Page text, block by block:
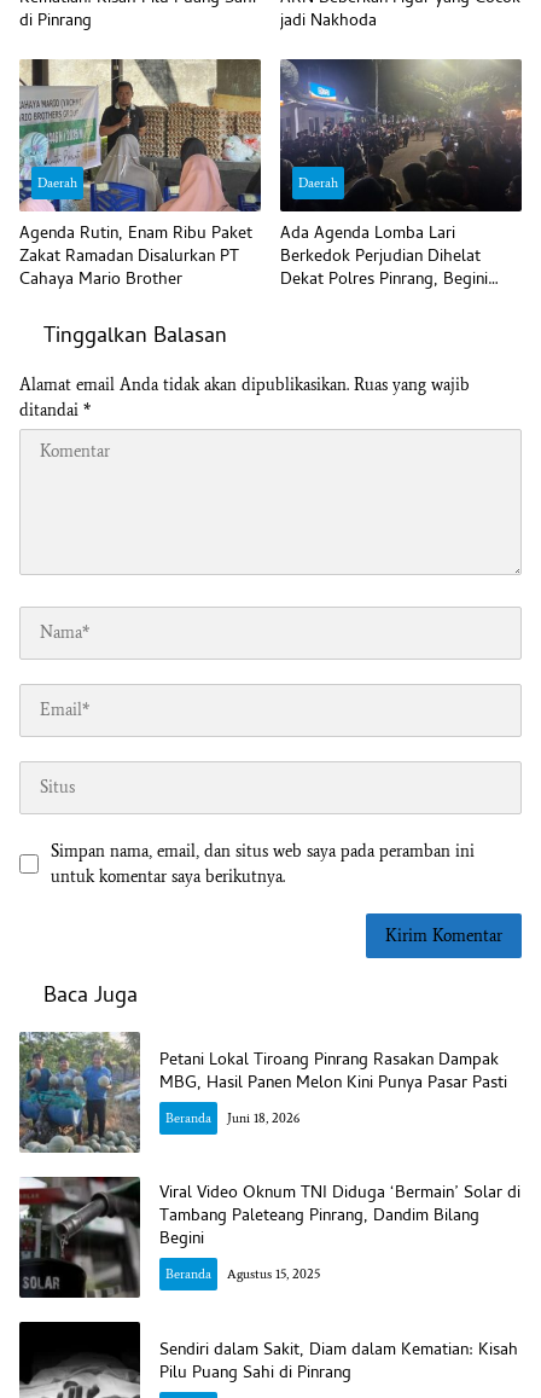
di Pinrang
jadi Nakhoda
Daerah
Agenda Rutin, Enam Ribu Paket
Zakat Ramadan Disalurkan PT
Cahaya Mario Brother
Daerah
Ada Agenda Lomba Lari
Berkedok Perjudian Dihelat
Dekat Polres Pinrang, Begini
Tinggalkan Balasan
Alamat email Anda tidak akan dipublikasikan. Ruas yang wajib
ditandai *
Simpan nama, email, dan situs web saya pada peramban ini
untuk komentar saya berikutnya.
Baca Juga
Petani Lokal Tiroang Pinrang Rasakan Dampak
MBG, Hasil Panen Melon Kini Punya Pasar Pasti
Beranda Juni 18, 2026
Viral Video Oknum TNI Diduga ‘Bermain’ Solar di
Tambang Paleteang Pinrang, Dandim Bilang
Begini
Beranda Agustus 15, 2025
Sendiri dalam Sakit, Diam dalam Kematian: Kisah
Pilu Puang Sahi di Pinrang